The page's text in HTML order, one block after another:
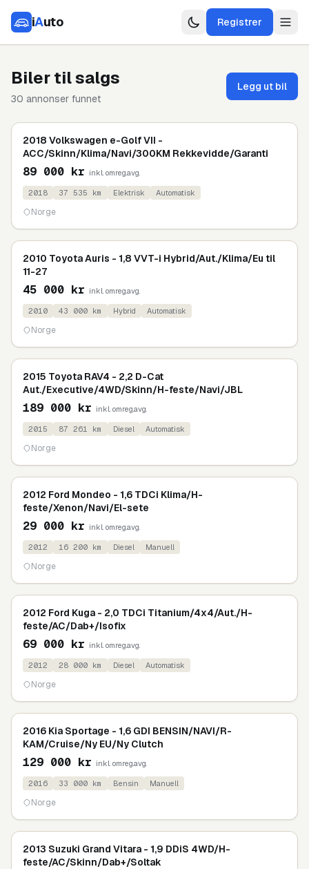
iAuto Registrer
Biler til salgs
30 annonser funnet
Legg ut bil
2018 Volkswagen e-Golf VII -
ACC/Skinn/Klima/Navi/300KM Rekkevidde/Garanti
89 000 kr inkl. omreg.avg.
2018 37 535 km Elektrisk Automatisk
Norge
2010 Toyota Auris - 1,8 VVT-i Hybrid/Aut./Klima/Eu til
11-27
45 000 kr inkl. omreg.avg.
2010 43 000 km Hybrid Automatisk
Norge
2015 Toyota RAV4 - 2,2 D-Cat
Aut./Executive/4WD/Skinn/H-feste/Navi/JBL
189 000 kr inkl. omreg.avg.
2015 87 261 km Diesel Automatisk
Norge
2012 Ford Mondeo - 1,6 TDCi Klima/H-
feste/Xenon/Navi/El-sete
29 000 kr inkl. omreg.avg.
2012 16 200 km Diesel Manuell
Norge
2012 Ford Kuga - 2,0 TDCi Titanium/4x4/Aut./H-
feste/AC/Dab+/Isofix
69 000 kr inkl. omreg.avg.
2012 28 000 km Diesel Automatisk
Norge
2016 Kia Sportage - 1,6 GDI BENSIN/NAVI/R-
KAM/Cruise/Ny EU/Ny Clutch
129 000 kr inkl. omreg.avg.
2016 33 000 km Bensin Manuell
Norge
2013 Suzuki Grand Vitara - 1,9 DDiS 4WD/H-
feste/AC/Skinn/Dab+/Soltak